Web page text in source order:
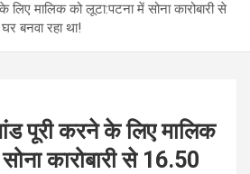
मालिक को लूटा:पटना में सोना कारोबारी से
बनवा रहा था!
पूरी करने के लिए मालिक
कारोबारी से 16.50